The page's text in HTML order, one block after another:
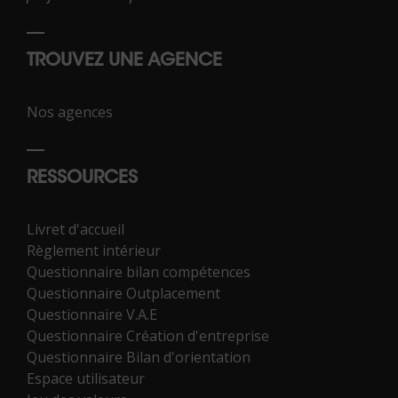
TROUVEZ UNE AGENCE
Nos agences
RESSOURCES
Livret d'accueil
Règlement intérieur
Questionnaire bilan compétences
Questionnaire Outplacement
Questionnaire V.A.E
Questionnaire Création d'entreprise
Questionnaire Bilan d'orientation
Espace utilisateur